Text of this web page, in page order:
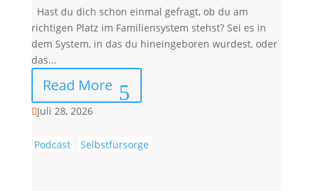
Hast du dich schon einmal gefragt, ob du am
richtigen Platz im Familiensystem stehst? Sei es in
dem System, in das du hineingeboren wurdest, oder
das...
Read More
Juli 28, 2026
Podcast Selbstfürsorge